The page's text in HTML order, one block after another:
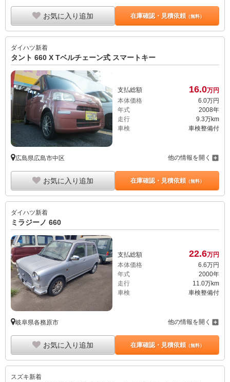
お気に入り追加 在庫確認・見積依頼（無料）
ダイハツ新着
タント 660 X Tベルチェーン式 スマートキー
支払総額 16.0万円
本体価格
6. 0万円
年式
2008年
走行
9.3万km
車検
車検整備付
広島県広島市中区 他の情報を開く
お気に入り追加 在庫確認・見積依頼（無料）
ダイハツ新着
ミラジーノ 660
支払総額 22.6万円
本体価格
6.6万円
年式
2000年
走行
11.0万km
車検
車検整備付
岐阜県各務原市 他の情報を開く
お気に入り追加 在庫確認・見積依頼（無料）
スズキ新着